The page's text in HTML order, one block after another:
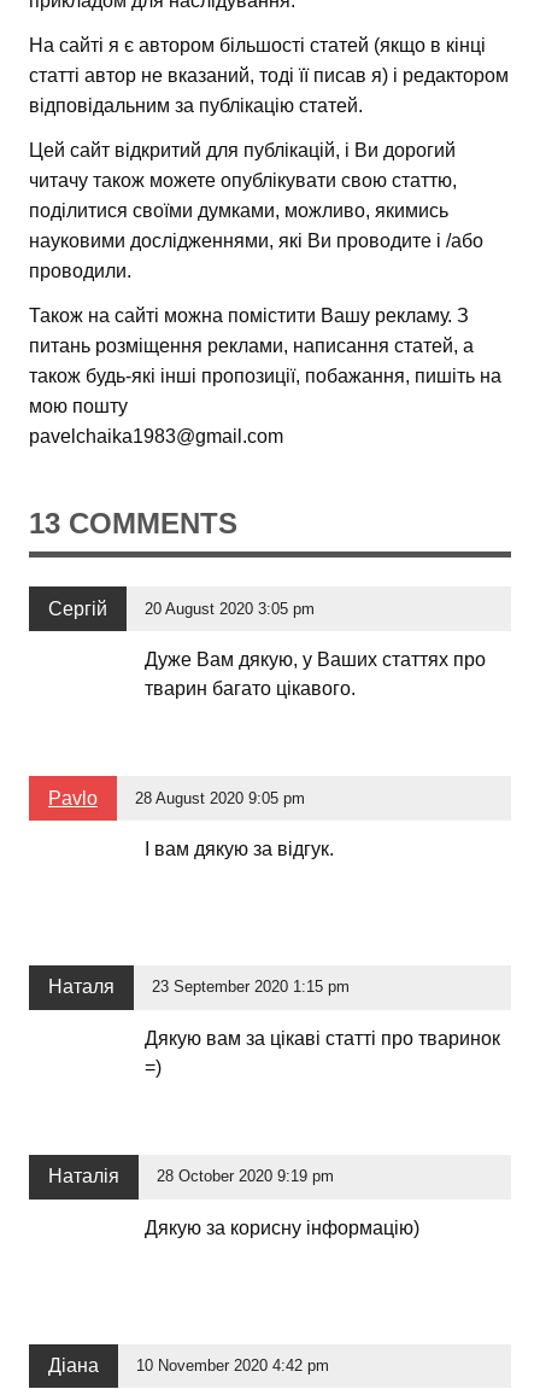
На сайті я є автором більшості статей (якщо в кінці
статті автор не вказаний, тоді її писав я) і редактором
відповідальним за публікацію статей.
Цей сайт відкритий для публікацій, і Ви дорогий
читачу також можете опублікувати свою статтю,
поділитися своїми думками, можливо, якимись
науковими дослідженнями, які Ви проводите і /або
проводили.
Також на сайті можна помістити Вашу рекламу. З
питань розміщення реклами, написання статей, а
також будь-які інші пропозиції, побажання, пишіть на
мою пошту
pavelchaika1983@gmail.com
13 COMMENTS
Сергій 20 August 2020 3:05 pm
Дуже Вам дякую, у Ваших статтях про
тварин багато цікавого.
Pavlo 28 August 2020 9:05 pm
І вам дякую за відгук.
Наталя 23 September 2020 1:15 pm
Дякую вам за цікаві статті про тваринок
=)
Наталія 28 October 2020 9:19 pm
Дякую за корисну інформацію)
Діана 10 November 2020 4:42 pm